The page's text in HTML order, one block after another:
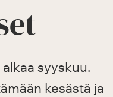
syyskuu.
kesästä ja